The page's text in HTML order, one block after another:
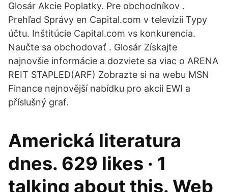
Glosár Akcie Poplatky. Pre obchodníkov .
Prehľad Správy en Capital.com v televízii Typy
účtu. Inštitúcie Capital.com vs konkurencia.
Naučte sa obchodovať . Glosár Získajte
najnovšie informácie a dozviete sa viac o ARENA
REIT STAPLED(ARF) Zobrazte si na webu MSN
Finance nejnovější nabídku pro akcii EWI a
příslušný graf.
Americká literatura
dnes. 629 likes · 1
talking about this. Web